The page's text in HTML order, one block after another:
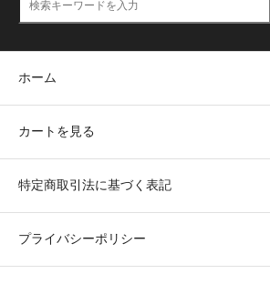
ホーム
カートを見る
特定商取引法に基づく表記
プライバシーポリシー